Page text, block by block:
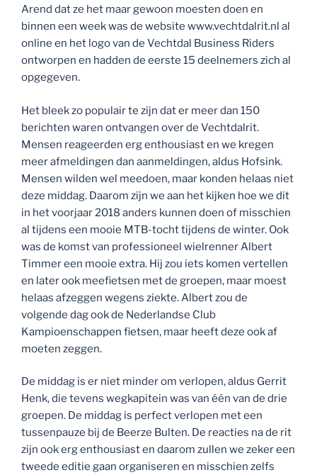
Arend dat ze het maar gewoon moesten doen en
binnen een week was de website www.vechtdalrit.nl al
online en het logo van de Vechtdal Business Riders
ontworpen en hadden de eerste 15 deelnemers zich al
opgegeven.
Het bleek zo populair te zijn dat er meer dan 150
berichten waren ontvangen over de Vechtdalrit.
Mensen reageerden erg enthousiast en we kregen
meer afmeldingen dan aanmeldingen, aldus Hofsink.
Mensen wilden wel meedoen, maar konden helaas niet
deze middag. Daarom zijn we aan het kijken hoe we dit
in het voorjaar 2018 anders kunnen doen of misschien
al tijdens een mooie MTB-tocht tijdens de winter. Ook
was de komst van professioneel wielrenner Albert
Timmer een mooie extra. Hij zou iets komen vertellen
en later ook meefietsen met de groepen, maar moest
helaas afzeggen wegens ziekte. Albert zou de
volgende dag ook de Nederlandse Club
Kampioenschappen fietsen, maar heeft deze ook af
moeten zeggen.
De middag is er niet minder om verlopen, aldus Gerrit
Henk, die tevens wegkapitein was van één van de drie
groepen. De middag is perfect verlopen met een
tussenpauze bij de Beerze Bulten. De reacties na de rit
zijn ook erg enthousiast en daarom zullen we zeker een
tweede editie gaan organiseren en misschien zelfs